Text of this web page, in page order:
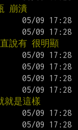
崩潰
說有 很明顯
就是這樣